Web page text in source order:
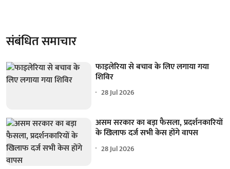
संबंधित समाचार
फाइलेरिया से बचाव के लिए लगाया गया
शिविर
28 Jul 2026
असम सरकार का बड़ा फैसला, प्रदर्शनकारियों
के खिलाफ दर्ज सभी केस होंगे वापस
28 Jul 2026